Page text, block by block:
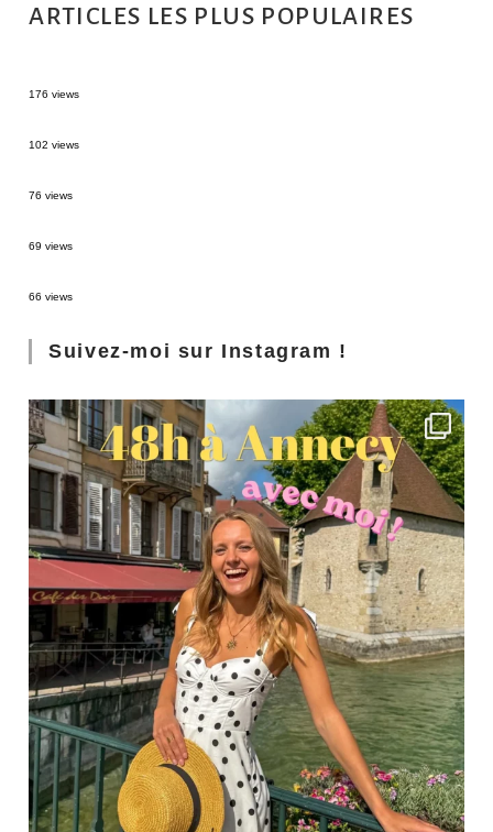
ARTICLES LES PLUS POPULAIRES
176 views
102 views
76 views
69 views
66 views
Suivez-moi sur Instagram !